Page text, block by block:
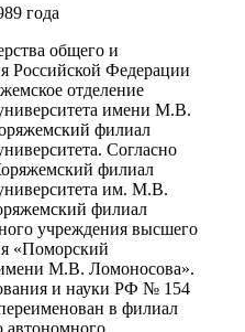
года
общего и
Российской Федерации
отделение
имени М.В.
филиал
Согласно
филиал
им. М.В.
филиал
учреждения высшего
«Поморский
М.В. Ломоносова».
и науки РФ № 154
в филиал